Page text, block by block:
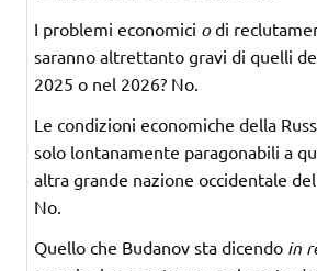
I problemi economici odi
saranno altrettanto gravi di quelli
2025 o nel 2026? No.
Le condizioni economiche della
solo lontanamente paragonabili a
altra grande nazione occidentale
No.
Quello che Budanov sta dicendo in